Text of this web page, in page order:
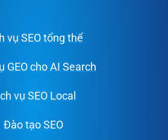
vụ SEO tổng thể
GEO cho AI Search
vụ SEO Local
Đào tạo SEO